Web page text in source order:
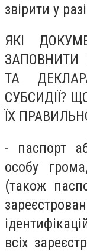
звірити у
ЯКІ
ТА
СУБСИДІЇ?
ЇХ
- паспорт
особу
(також
всіх